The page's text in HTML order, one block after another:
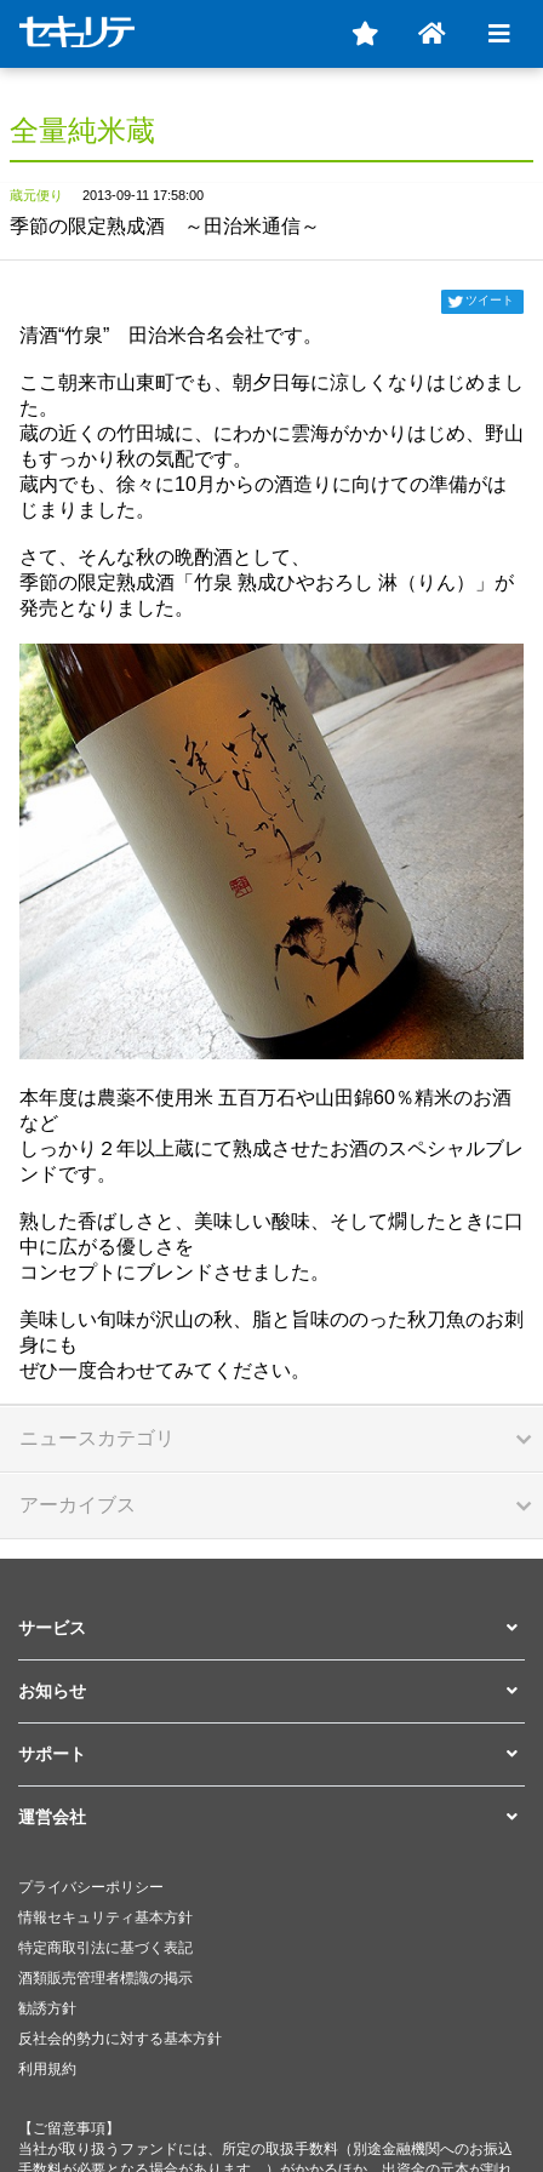
全量純米蔵
蔵元便り 2013-09-11 17:58:00
季節の限定熟成酒 ～田治米通信～
ツイート
清酒“竹泉” 田治米合名会社です。
ここ朝来市山東町でも、朝夕日毎に涼しくなりはじめまし
た。
蔵の近くの竹田城に、にわかに雲海がかかりはじめ、野山
もすっかり秋の気配です。
蔵内でも、徐々に10月からの酒造りに向けての準備がは
じまりました。
さて、そんな秋の晩酌酒として、
季節の限定熟成酒「竹泉 熟成ひやおろし 淋（りん）」が
発売となりました。
本年度は農薬不使用米 五百万石や山田錦60％精米のお酒
など
しっかり２年以上蔵にて熟成させたお酒のスペシャルブレ
ンドです。
熟した香ばしさと、美味しい酸味、そして燗したときに口
中に広がる優しさを
コンセプトにブレンドさせました。
美味しい旬味が沢山の秋、脂と旨味ののった秋刀魚のお刺
身にも
ぜひ一度合わせてみてください。
ニュースカテゴリ
アーカイブス
サービス
お知らせ
サポート
運営会社
プライバシーポリシー
情報セキュリティ基本方針
特定商取引法に基づく表記
酒類販売管理者標識の掲示
勧誘方針
反社会的勢力に対する基本方針
利用規約
【ご留意事項】
当社が取り扱うファンドには、所定の取扱手数料（別途金融機関へのお振込